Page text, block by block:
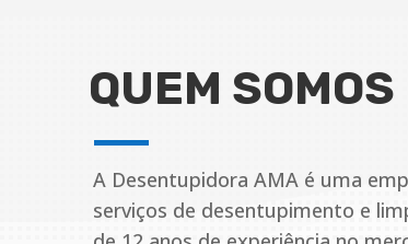
QUEM SOMOS
A Desentupidora AMA é uma
serviços de desentupimento e